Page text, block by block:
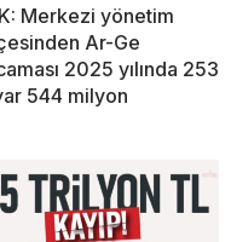
Merkezi yönetim
Ar-Ge
2025 yılında 253
544 milyon